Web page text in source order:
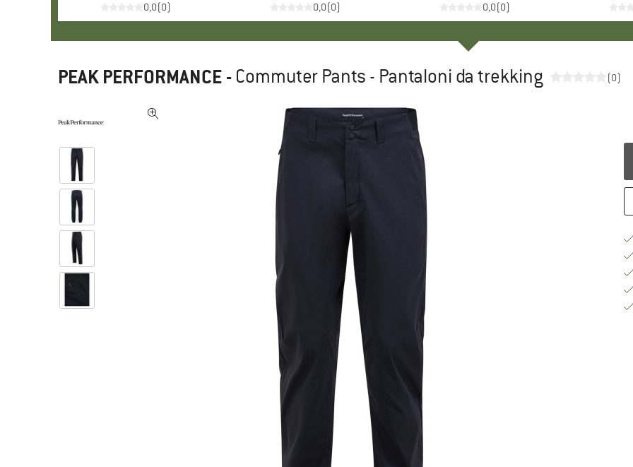
0,0(0) 0,0(0) 0,0(0)
PEAK PERFORMANCE - Commuter Pants - Pantaloni da trekking (0)